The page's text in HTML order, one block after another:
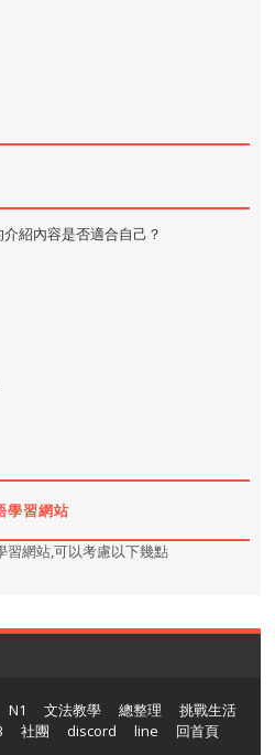
紹內容是否適合自己？
學習網站
習網站,可以考慮以下幾點
N1 文法教學 總整理
挑戰生活
社團 discord line 回首頁